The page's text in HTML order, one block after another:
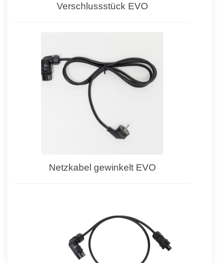
Verschlussstück EVO
Netzkabel gewinkelt EVO